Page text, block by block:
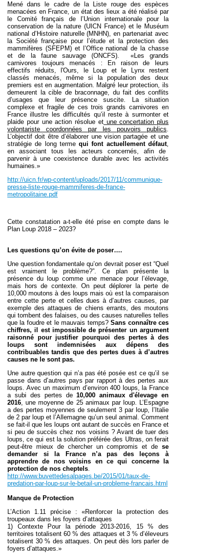
Mené dans le cadre de la Liste rouge des espèces
menacées en France, un état des lieux a été réalisé par
le Comité français de l’Union internationale pour la
conservation de la nature (UICN France) et le Muséum
national d’Histoire naturelle (MNHN), en partenariat avec
la Société française pour l’étude et la protection des
mammifères (SFEPM) et l’Office national de la chasse
et de la faune sauvage (ONCFS). «Les grands
carnivores toujours menacés : En raison de leurs
effectifs réduits, l'Ours, le Loup et le Lynx restent
classés menacés, même si la population des deux
premiers est en augmentation. Malgré leur protection, ils
demeurent la cible de braconnage, du fait des conflits
d’usages que leur présence suscite. La situation
complexe et fragile de ces trois grands carnivores en
France illustre les difficultés qu’il reste à surmonter et
plaide pour une action résolue etune concertation plus
volontariste coordonnées par les pouvoirs publics.
L’objectif doit être d’élaborer une vision partagée et une
stratégie de long termequi font actuellement défaut,
en associant tous les acteurs concernés, afin de
parvenir à une coexistence durable avec les activités
humaines.»
http://uicn.fr/wp-content/uploads/2017/11/communique-
presse-liste-rouge-mammiferes-de-france-
metropolitaine.pdf
Cette constatation a-t-elle été prise en compte dans le
Plan Loup 2018 – 2023?
Les questions qu’on évite de poser….
Une question fondamentale qu’on devrait poser est “Quel
est vraiment le problème?”. Ce plan présente la
présence du loup comme une menace pour l’élevage,
mais hors de contexte. On peut déplorer la perte de
10,000 moutons à des loups mais où est la comparaison
entre cette perte et celles dues à d’autres causes, par
exemple des attaques de chiens errants, des moutons
qui tombent des falaises, ou des causes naturelles telles
que la foudre et le mauvais temps?Sans connaître ces
chiffres, il est impossible de présenter un argument
raisonné pour justifier pourquoi des pertes à des
loups sont indemnisées aux dépens des
contribuables tandis que des pertes dues à d’autres
causes ne le sont pas.
Une autre question qui n’a pas été posée est ce qu’il se
passe dans d’autres pays par rapport à des pertes aux
loups. Avec un maximum d’environ 400 loups, la France
a subi des pertes de10,000 animaux d'élevage en
2016, une moyenne de 25 animaux par loup. L’Espagne
a des pertes moyennes de seulement 3 par loup, l’Italie
de 2 par loup et l’Allemagne qu’un seul animal. Comment
se fait-il que les loups ont autant de succès en France et
si peu de succès chez nos voisins ? Avant de tuer des
loups, ce qui est la solution préférée des Ultras, on ferait
peut-être mieux de chercher un compromis et de se
demander si la France n’a pas des leçons à
apprendre de nos voisins en ce qui concerne la
protection de nos cheptels.
http://www.buvettedesalpages.be/2015/01/taux-de-
predation-par-loup-sur-le-betail-un-probleme-francais.html
Manque de Protection
L’Action 1.11 précise : «Renforcer la protection des
troupeaux dans les foyers d’attaques
1) Contexte Pour la période 2013-2016, 15 % des
territoires totalisent 60 % des attaques et 3 % d’éleveurs
totalisent 30 % des attaques. On peut dès lors parler de
foyers d’attaques.»